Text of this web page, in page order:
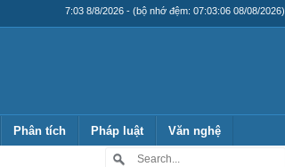
7:03 8/8/2026 - (bộ nhớ đệm: 07:03:06 08/08/2026)
Phân tích Pháp luật Văn nghệ